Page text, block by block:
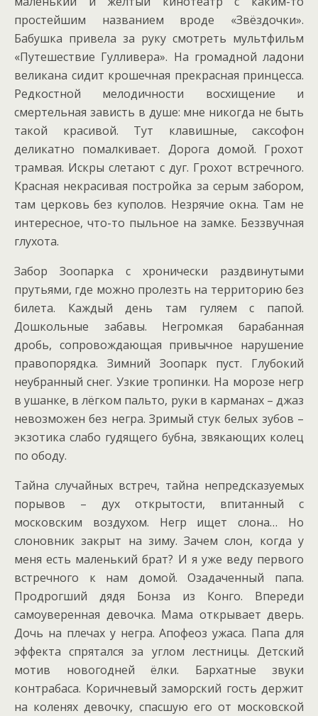
простейшим названием вроде «Звёздочки».
Бабушка привела за руку смотреть мультфильм
«Путешествие Гулливера». На громадной ладони
великана сидит крошечная прекрасная принцесса.
Редкостной мелодичности восхищение и
смертельная зависть в душе: мне никогда не быть
такой красивой. Тут клавишные, саксофон
деликатно помалкивает. Дорога домой. Грохот
трамвая. Искры слетают с дуг. Грохот встречного.
Красная некрасивая постройка за серым забором,
там церковь без куполов. Незрячие окна. Там не
интересное, что-то пыльное на замке. Беззвучная
глухота.
Забор Зоопарка с хронически раздвинутыми
прутьями, где можно пролезть на территорию без
билета. Каждый день там гуляем с папой.
Дошкольные забавы. Негромкая барабанная
дробь, сопровождающая привычное нарушение
правопорядка. Зимний Зоопарк пуст. Глубокий
неубранный снег. Узкие тропинки. На морозе негр
в ушанке, в лёгком пальто, руки в карманах – джаз
невозможен без негра. Зримый стук белых зубов –
экзотика слабо гудящего бубна, звякающих колец
по ободу.
Тайна случайных встреч, тайна непредсказуемых
порывов – дух открытости, впитанный с
московским воздухом. Негр ищет слона… Но
слоновник закрыт на зиму. Зачем слон, когда у
меня есть маленький брат? И я уже веду первого
встречного к нам домой. Озадаченный папа.
Продрогший дядя Бонза из Конго. Впереди
самоуверенная девочка. Мама открывает дверь.
Дочь на плечах у негра. Апофеоз ужаса. Папа для
эффекта спрятался за углом лестницы. Детский
мотив новогодней ёлки. Бархатные звуки
контрабаса. Коричневый заморский гость держит
на коленях девочку, спасшую его от московской